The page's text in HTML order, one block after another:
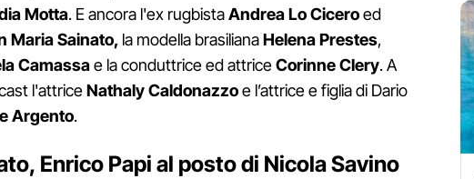
Motta. E ancora l'ex rugbistaAndrea Lo Ciceroed
Maria Sainato, la modella brasilianaHelena Prestes,
Camassae la conduttrice ed attriceCorinne Clery. A
l'attriceNathaly Caldonazzoe l’attrice e figlia di Dario
Argento.
Enrico Papi al posto di Nicola Savino